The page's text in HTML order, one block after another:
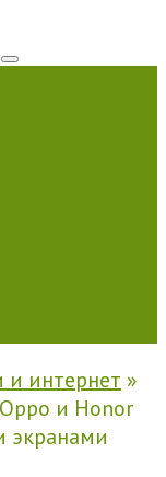
и интернет »
и Honor
экранами